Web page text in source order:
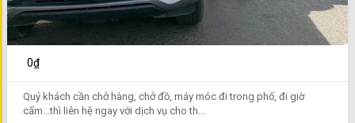
0₫
Quý khách cần chở hàng, chở đồ, máy móc đi trong phố, đi giờ
cấm...thì liên hệ ngay với dịch vụ cho th...